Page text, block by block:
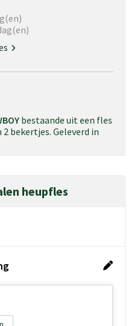
bestaande uit een fles
bekertjes. Geleverd in
heupfles